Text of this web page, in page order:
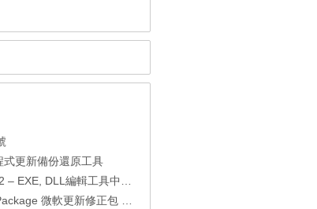
更新備份還原工具
DLL編輯工具中文版
軟更新修正包 (2013.08月份)